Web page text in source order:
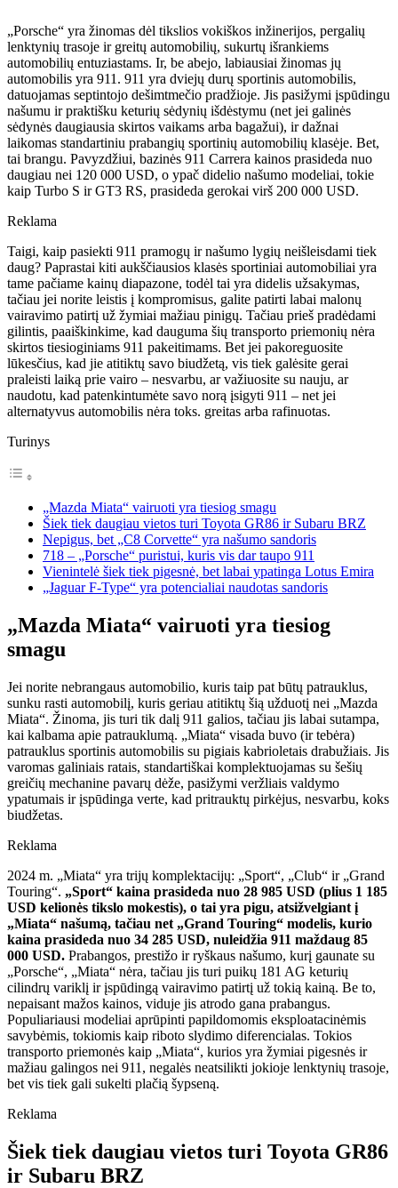
„Porsche“ yra žinomas dėl tikslios vokiškos inžinerijos, pergalių
lenktynių trasoje ir greitų automobilių, sukurtų išrankiems
automobilių entuziastams. Ir, be abejo, labiausiai žinomas jų
automobilis yra 911. 911 yra dviejų durų sportinis automobilis,
datuojamas septintojo dešimtmečio pradžioje. Jis pasižymi įspūdingu
našumu ir praktišku keturių sėdynių išdėstymu (net jei galinės
sėdynės daugiausia skirtos vaikams arba bagažui), ir dažnai
laikomas standartiniu prabangių sportinių automobilių klasėje. Bet,
tai brangu. Pavyzdžiui, bazinės 911 Carrera kainos prasideda nuo
daugiau nei 120 000 USD, o ypač didelio našumo modeliai, tokie
kaip Turbo S ir GT3 RS, prasideda gerokai virš 200 000 USD.
Reklama
Taigi, kaip pasiekti 911 pramogų ir našumo lygių neišleisdami tiek
daug? Paprastai kiti aukščiausios klasės sportiniai automobiliai yra
tame pačiame kainų diapazone, todėl tai yra didelis užsakymas,
tačiau jei norite leistis į kompromisus, galite patirti labai malonų
vairavimo patirtį už žymiai mažiau pinigų. Tačiau prieš pradėdami
gilintis, paaiškinkime, kad dauguma šių transporto priemonių nėra
skirtos tiesioginiams 911 pakeitimams. Bet jei pakoreguosite
lūkesčius, kad jie atitiktų savo biudžetą, vis tiek galėsite gerai
praleisti laiką prie vairo – nesvarbu, ar važiuosite su nauju, ar
naudotu, kad patenkintumėte savo norą įsigyti 911 – net jei
alternatyvus automobilis nėra toks. greitas arba rafinuotas.
Turinys
„Mazda Miata“ vairuoti yra tiesiog smagu
Šiek tiek daugiau vietos turi Toyota GR86 ir Subaru BRZ
Nepigus, bet „C8 Corvette“ yra našumo sandoris
718 – „Porsche“ puristui, kuris vis dar taupo 911
Vienintelė šiek tiek pigesnė, bet labai ypatinga Lotus Emira
„Jaguar F-Type“ yra potencialiai naudotas sandoris
„Mazda Miata“ vairuoti yra tiesiog
smagu
Jei norite nebrangaus automobilio, kuris taip pat būtų patrauklus,
sunku rasti automobilį, kuris geriau atitiktų šią užduotį nei „Mazda
Miata“. Žinoma, jis turi tik dalį 911 galios, tačiau jis labai sutampa,
kai kalbama apie patrauklumą. „Miata“ visada buvo (ir tebėra)
patrauklus sportinis automobilis su pigiais kabrioletais drabužiais. Jis
varomas galiniais ratais, standartiškai komplektuojamas su šešių
greičių mechanine pavarų dėže, pasižymi veržliais valdymo
ypatumais ir įspūdinga verte, kad pritrauktų pirkėjus, nesvarbu, koks
biudžetas.
Reklama
2024 m. „Miata“ yra trijų komplektacijų: „Sport“, „Club“ ir „Grand
Touring“. „Sport“ kaina prasideda nuo 28 985 USD (plius 1 185
USD kelionės tikslo mokestis), o tai yra pigu, atsižvelgiant į
„Miata“ našumą, tačiau net „Grand Touring“ modelis, kurio
kaina prasideda nuo 34 285 USD, nuleidžia 911 maždaug 85
000 USD. Prabangos, prestižo ir ryškaus našumo, kurį gaunate su
„Porsche“, „Miata“ nėra, tačiau jis turi puikų 181 AG keturių
cilindrų variklį ir įspūdingą vairavimo patirtį už tokią kainą. Be to,
nepaisant mažos kainos, viduje jis atrodo gana prabangus.
Populiariausi modeliai aprūpinti papildomomis eksploatacinėmis
savybėmis, tokiomis kaip riboto slydimo diferencialas. Tokios
transporto priemonės kaip „Miata“, kurios yra žymiai pigesnės ir
mažiau galingos nei 911, negalės neatsilikti jokioje lenktynių trasoje,
bet vis tiek gali sukelti plačią šypseną.
Reklama
Šiek tiek daugiau vietos turi Toyota GR86
ir Subaru BRZ